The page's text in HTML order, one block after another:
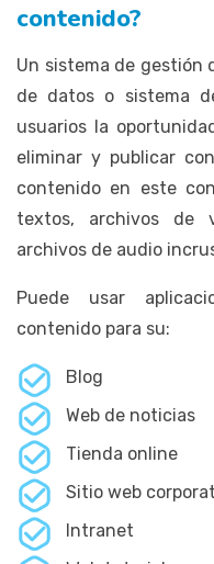
contenido?
Un sistema de gestión
de datos o sistema
usuarios la
eliminar y publicar
contenido en este
textos, archivos de
archivos de audio
Puede usar
contenido para su:
Blog
Web de noticias
Tienda online
Sitio web
Intranet